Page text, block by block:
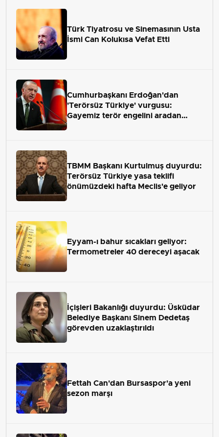
Türk Tiyatrosu ve Sinemasının Usta
İsmi Can Kolukısa Vefat Etti
Cumhurbaşkanı Erdoğan'dan
'Terörsüz Türkiye' vurgusu:
Gayemiz terör engelini aradan
TBMM Başkanı Kurtulmuş duyurdu:
Terörsüz Türkiye yasa teklifi
önümüzdeki hafta Meclis'e geliyor
Eyyam-ı bahur sıcakları geliyor:
Termometreler 40 dereceyi aşacak
İçişleri Bakanlığı duyurdu: Üsküdar
Belediye Başkanı Sinem Dedetaş
görevden uzaklaştırıldı
Fettah Can'dan Bursaspor'a yeni
sezon marşı